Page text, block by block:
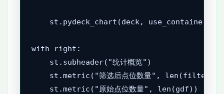
st.pydeck_chart(deck,
with right:
    st.subheader("统计概览")
st.metric("筛选后点位数量",
    st.metric("原始点位数量", len(gdf))